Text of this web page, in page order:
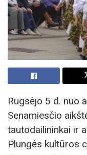
Rugsėjo 5 d. nuo
Senamiesčio
tautodailininkai ir
Plungės kultūros